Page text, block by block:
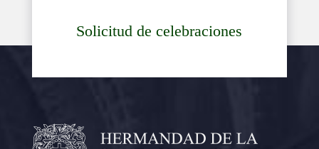
Solicitud de celebraciones